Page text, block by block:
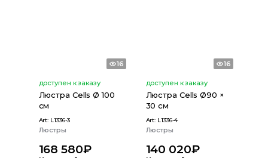
16
доступен к заказу
Люстра Cells Ø 100
см
Art: L1336-3
Люстры
168 580₽
16
доступен к заказу
Люстра Cells Ø90 ×
30 см
Art: L1336-4
Люстры
140 020₽